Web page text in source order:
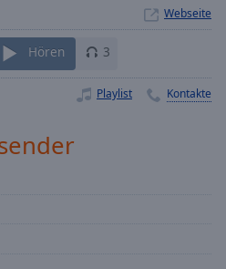
Webseite
Hören 3
Playlist Kontakte